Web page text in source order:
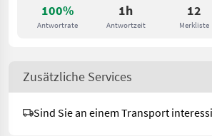
100%
Antwortrate
1h
Antwortzeit
12
Merkliste
Zusätzliche Services
Sind Sie an einem Transport